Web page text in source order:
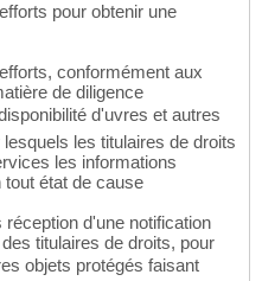
pour obtenir une
conformément aux
de diligence
d'uvres et autres
les titulaires de droits
les informations
état de cause
d'une notification
titulaires de droits, pour
objets protégés faisant